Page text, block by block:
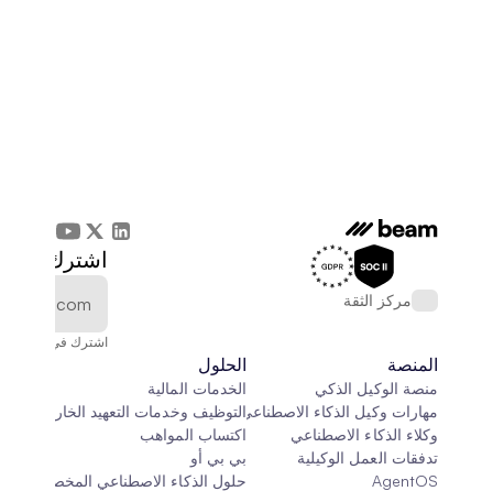
مركز الثقة
اشترك في
اشترك في النشرة
المنصة
منصة الوكيل الذكي
مهارات وكيل الذكاء الاصطناعي
وكلاء الذكاء الاصطناعي
تدفقات العمل الوكيلية
AgentOS
الحلول
الخدمات المالية
التوظيف وخدمات التعهيد الخارجي
اكتساب المواهب
بي بي أو
حلول الذكاء الاصطناعي المخصصة